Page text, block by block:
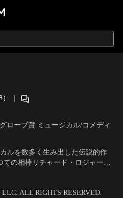
｜
ローブ賞 ミュージカル/コメディ
ルを数多く生み出した伝説的作
の相棒リチャード・ロジャース
過去の栄光と現在の現実の狭間
ALL RIGHTS RESERVED.